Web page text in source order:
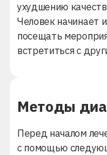
ухудшению
Человек начинает
посещать
встретиться с
Методы
Перед началом
с помощью